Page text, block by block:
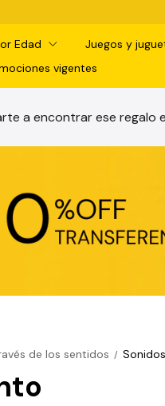
Edad Juegos y
vigentes
a encontrar ese regalo
de los sentidos /